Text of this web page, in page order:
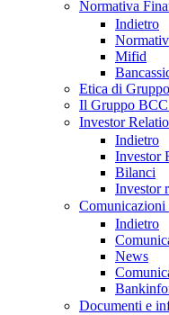
Normativa
Indietro
Mifid
Etica di
Il Gruppo BCC
Investor
Indietro
Investor
Bilanci
Investor
Comunicazioni
Indietro
News
Documenti e